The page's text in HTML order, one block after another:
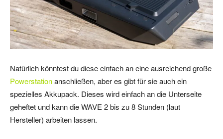
Natürlich könntest du diese einfach an eine ausreichend große
Powerstationanschließen, aber es gibt für sie auch ein
spezielles Akkupack. Dieses wird einfach an die Unterseite
geheftet und kann die WAVE 2 bis zu 8 Stunden (laut
Hersteller) arbeiten lassen.